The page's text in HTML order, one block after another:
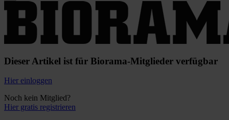
Dieser Artikel ist für Biorama-Mitglieder verfügbar
Hier einloggen
Noch kein Mitglied?
Hier gratis registrieren